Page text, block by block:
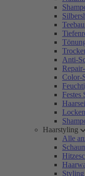
Anti-
Color-
Festes
Haarstyling
Alle